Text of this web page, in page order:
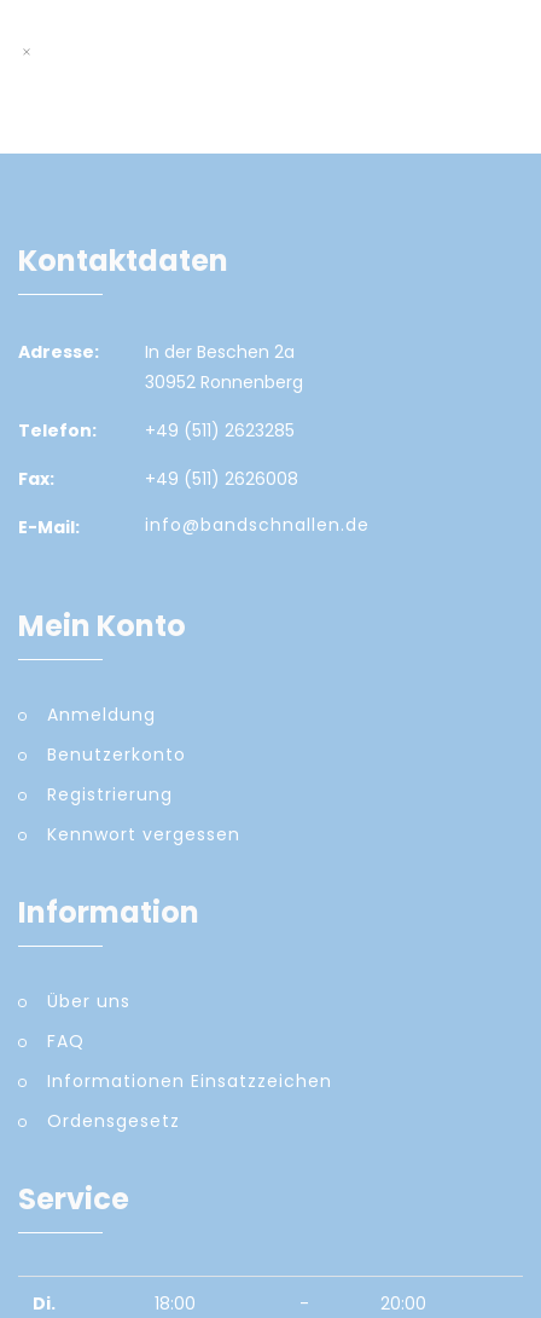
Kontaktdaten
Adresse:
In der Beschen 2a
30952 Ronnenberg
Telefon:
+49 (511) 2623285
Fax:
+49 (511) 2626008
E-Mail:
info@bandschnallen.de
Mein Konto
Anmeldung
Benutzerkonto
Registrierung
Kennwort vergessen
Information
Über uns
FAQ
Informationen Einsatzzeichen
Ordensgesetz
Service
Di. 18:00 - 20:00